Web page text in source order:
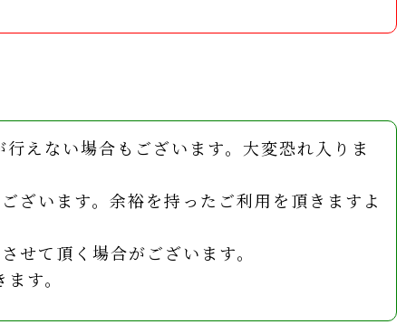
えない場合もございます。大変恐れ入りま
ざいます。余裕を持ったご利用を頂きますよ
せて頂く場合がございます。
す。